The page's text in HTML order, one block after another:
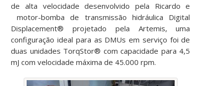
de alta velocidade desenvolvido pela Ricardo e
motor-bomba de transmissão hidráulica Digital
Displacement® projetado pela Artemis, uma
configuração ideal para as DMUs em serviço foi de
duas unidades TorqStor® com capacidade para 4,5
mJ com velocidade máxima de 45.000 rpm.